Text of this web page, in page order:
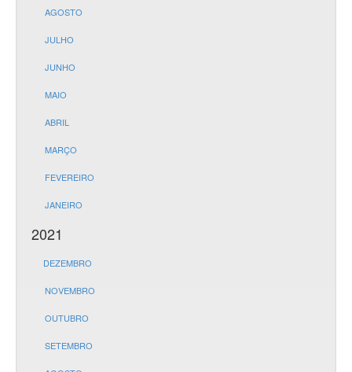
AGOSTO
JULHO
JUNHO
MAIO
ABRIL
MARÇO
FEVEREIRO
JANEIRO
2021
DEZEMBRO
NOVEMBRO
OUTUBRO
SETEMBRO